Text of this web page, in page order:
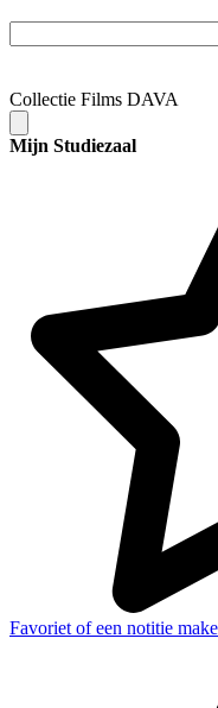
Collectie Films DAVA
Mijn Studiezaal
Favoriet of een notitie